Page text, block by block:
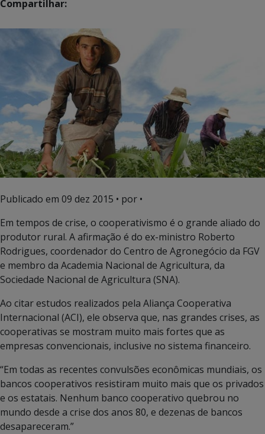
Compartilhar:
Publicado em 09 dez 2015 • por •
Em tempos de crise, o cooperativismo é o grande aliado do
produtor rural. A afirmação é do ex-ministro Roberto
Rodrigues, coordenador do Centro de Agronegócio da FGV
e membro da Academia Nacional de Agricultura, da
Sociedade Nacional de Agricultura (SNA).
Ao citar estudos realizados pela Aliança Cooperativa
Internacional (ACI), ele observa que, nas grandes crises, as
cooperativas se mostram muito mais fortes que as
empresas convencionais, inclusive no sistema financeiro.
“Em todas as recentes convulsões econômicas mundiais, os
bancos cooperativos resistiram muito mais que os privados
e os estatais. Nenhum banco cooperativo quebrou no
mundo desde a crise dos anos 80, e dezenas de bancos
desapareceram.”